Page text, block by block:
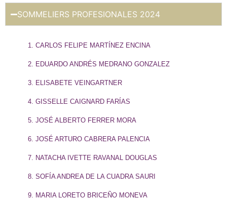
SOMMELIERS PROFESIONALES 2024
CARLOS FELIPE MARTÍNEZ ENCINA
EDUARDO ANDRÉS MEDRANO GONZALEZ
ELISABETE VEINGARTNER
GISSELLE CAIGNARD FARÍAS
JOSÉ ALBERTO FERRER MORA
JOSÉ ARTURO CABRERA PALENCIA
NATACHA IVETTE RAVANAL DOUGLAS
SOFÍA ANDREA DE LA CUADRA SAURI
MARIA LORETO BRICEÑO MONEVA